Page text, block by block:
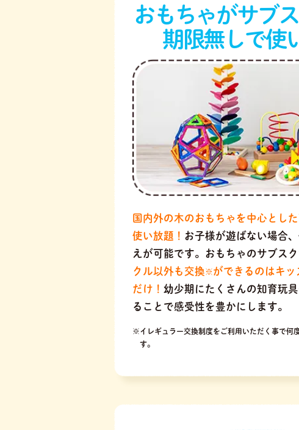
おもちゃがサブ
期限無しで使
国内外の木のおもちゃを中心とし
使い放題！ お子様が遊ばない場合
えが可能です。おもちゃのサブス
クル以外も交換 ※ ができるのはキ
だけ！ 幼少期にたくさんの知育玩
ることで感受性を豊かにします。
※イレギュラー交換制度をご利用いただく事で何
す。